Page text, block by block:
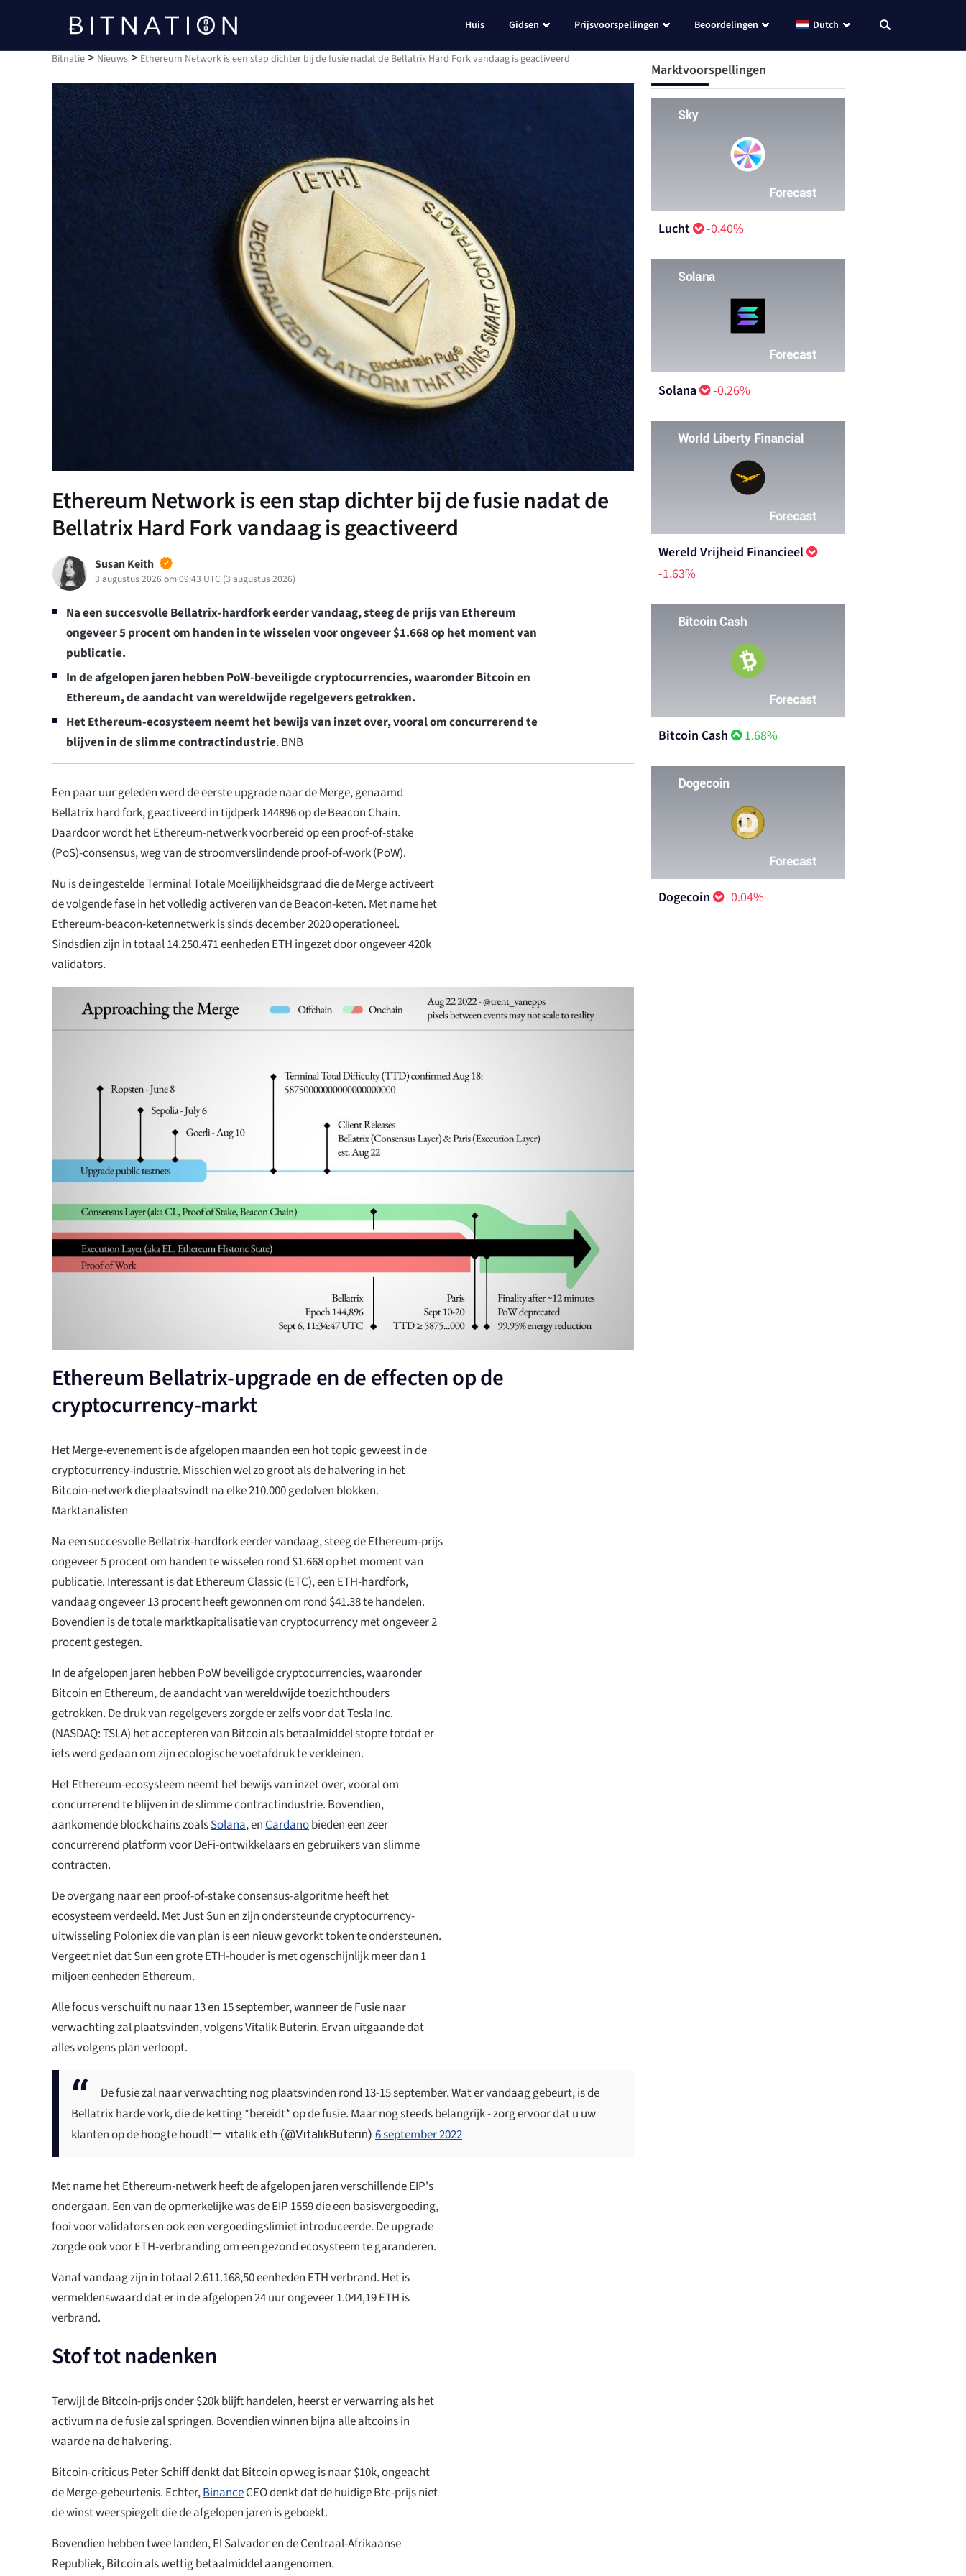
Bitnatie
Huis Gidsen Prijsvoorspellingen Beoordelingen Dutch
Bitnatie > Nieuws > Ethereum Network is een stap dichter bij de fusie nadat de Bellatrix Hard Fork vandaag is geactiveerd
Ethereum Network is een stap dichter bij de fusie nadat de
Bellatrix Hard Fork vandaag is geactiveerd
Susan Keith
3 augustus 2026 om 09:43 UTC (3 augustus 2026)
Na een succesvolle Bellatrix-hardfork eerder vandaag, steeg de prijs van Ethereum
ongeveer 5 procent om handen in te wisselen voor ongeveer $1.668 op het moment van
publicatie.
In de afgelopen jaren hebben PoW-beveiligde cryptocurrencies, waaronder Bitcoin en
Ethereum, de aandacht van wereldwijde regelgevers getrokken.
Het Ethereum-ecosysteem neemt het bewijs van inzet over, vooral om concurrerend te
blijven in de slimme contractindustrie. BNB
Een paar uur geleden werd de eerste upgrade naar de Merge, genaamd
Bellatrix hard fork, geactiveerd in tijdperk 144896 op de Beacon Chain.
Daardoor wordt het Ethereum-netwerk voorbereid op een proof-of-stake
(PoS)-consensus, weg van de stroomverslindende proof-of-work (PoW).
Nu is de ingestelde Terminal Totale Moeilijkheidsgraad die de Merge activeert
de volgende fase in het volledig activeren van de Beacon-keten. Met name het
Ethereum-beacon-ketennetwerk is sinds december 2020 operationeel.
Sindsdien zijn in totaal 14.250.471 eenheden ETH ingezet door ongeveer 420k
validators.
Ethereum Bellatrix-upgrade en de effecten op de
cryptocurrency-markt
Het Merge-evenement is de afgelopen maanden een hot topic geweest in de
cryptocurrency-industrie. Misschien wel zo groot als de halvering in het
Bitcoin-netwerk die plaatsvindt na elke 210.000 gedolven blokken.
Marktanalisten
Na een succesvolle Bellatrix-hardfork eerder vandaag, steeg de Ethereum-prijs
ongeveer 5 procent om handen te wisselen rond $1.668 op het moment van
publicatie. Interessant is dat Ethereum Classic (ETC), een ETH-hardfork,
vandaag ongeveer 13 procent heeft gewonnen om rond $41.38 te handelen.
Bovendien is de totale marktkapitalisatie van cryptocurrency met ongeveer 2
procent gestegen.
In de afgelopen jaren hebben PoW beveiligde cryptocurrencies, waaronder
Bitcoin en Ethereum, de aandacht van wereldwijde toezichthouders
getrokken. De druk van regelgevers zorgde er zelfs voor dat Tesla Inc.
(NASDAQ: TSLA) het accepteren van Bitcoin als betaalmiddel stopte totdat er
iets werd gedaan om zijn ecologische voetafdruk te verkleinen.
Het Ethereum-ecosysteem neemt het bewijs van inzet over, vooral om
concurrerend te blijven in de slimme contractindustrie. Bovendien,
aankomende blockchains zoalsSolana, enCardanobieden een zeer
concurrerend platform voor DeFi-ontwikkelaars en gebruikers van slimme
contracten.
De overgang naar een proof-of-stake consensus-algoritme heeft het
ecosysteem verdeeld. Met Just Sun en zijn ondersteunde cryptocurrency-
uitwisseling Poloniex die van plan is een nieuw gevorkt token te ondersteunen.
Vergeet niet dat Sun een grote ETH-houder is met ogenschijnlijk meer dan 1
miljoen eenheden Ethereum.
Alle focus verschuift nu naar 13 en 15 september, wanneer de Fusie naar
verwachting zal plaatsvinden, volgens Vitalik Buterin. Ervan uitgaande dat
alles volgens plan verloopt.
De fusie zal naar verwachting nog plaatsvinden rond 13-15 september. Wat er vandaag gebeurt, is de
Bellatrix harde vork, die de ketting *bereidt* op de fusie. Maar nog steeds belangrijk - zorg ervoor dat u uw
klanten op de hoogte houdt!— vitalik.eth (@VitalikButerin) 6 september 2022
Met name het Ethereum-netwerk heeft de afgelopen jaren verschillende EIP's
ondergaan. Een van de opmerkelijke was de EIP 1559 die een basisvergoeding,
fooi voor validators en ook een vergoedingslimiet introduceerde. De upgrade
zorgde ook voor ETH-verbranding om een gezond ecosysteem te garanderen.
Vanaf vandaag zijn in totaal 2.611.168,50 eenheden ETH verbrand. Het is
vermeldenswaard dat er in de afgelopen 24 uur ongeveer 1.044,19 ETH is
verbrand.
Stof tot nadenken
Terwijl de Bitcoin-prijs onder $20k blijft handelen, heerst er verwarring als het
activum na de fusie zal springen. Bovendien winnen bijna alle altcoins in
waarde na de halvering.
Bitcoin-criticus Peter Schiff denkt dat Bitcoin op weg is naar $10k, ongeacht
de Merge-gebeurtenis. Echter,BinanceCEO denkt dat de huidige Btc-prijs niet
de winst weerspiegelt die de afgelopen jaren is geboekt.
Bovendien hebben twee landen, El Salvador en de Centraal-Afrikaanse
Republiek, Bitcoin als wettig betaalmiddel aangenomen.
Marktvoorspellingen
Lucht -0.40%
Solana -0.26%
Wereld Vrijheid Financieel
-1.63%
Bitcoin Cash 1.68%
Dogecoin -0.04%